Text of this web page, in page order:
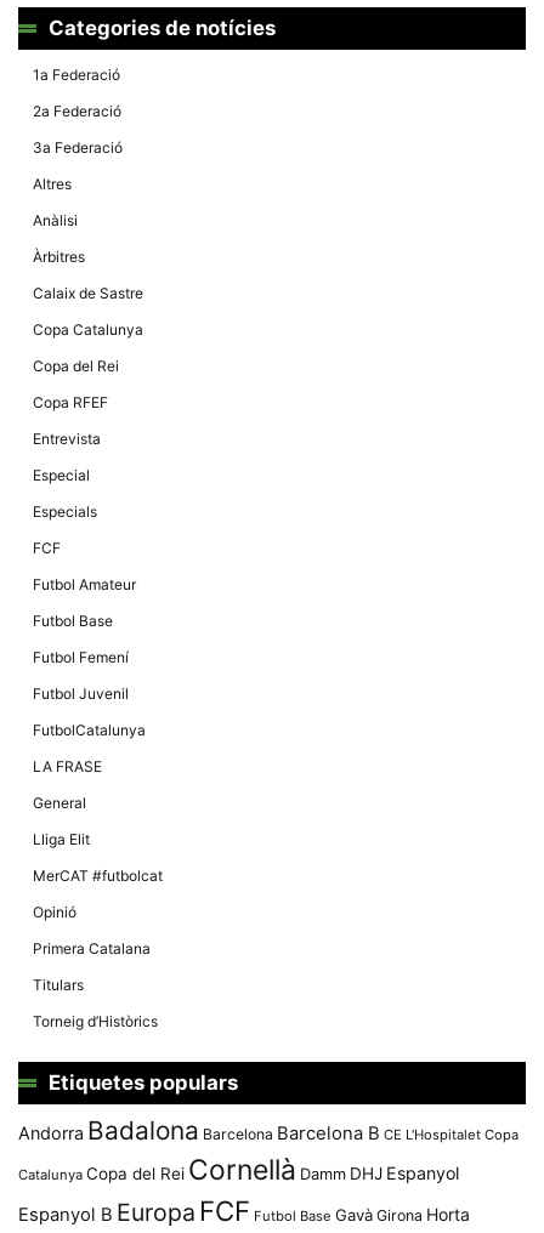
Categories de notícies
1a Federació
2a Federació
3a Federació
Altres
Anàlisi
Àrbitres
Calaix de Sastre
Copa Catalunya
Copa del Rei
Copa RFEF
Entrevista
Especial
Especials
FCF
Futbol Amateur
Futbol Base
Futbol Femení
Futbol Juvenil
FutbolCatalunya
LA FRASE
General
Lliga Elit
MerCAT #futbolcat
Opinió
Primera Catalana
Titulars
Torneig d’Històrics
Etiquetes populars
Andorra Badalona Barcelona Barcelona B CE L'Hospitalet Copa
Catalunya Copa del Rei Cornellà Damm DHJ Espanyol
Espanyol B Europa FCF Futbol Base Gavà Girona Horta